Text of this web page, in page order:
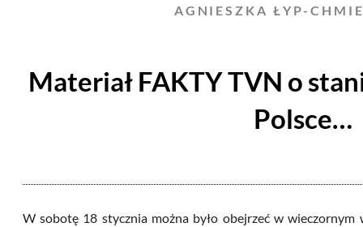
AGNIESZKA ŁYP-
Materiał FAKTY TVN o
Polsce…
W sobotę 18 stycznia można było obejrzeć w